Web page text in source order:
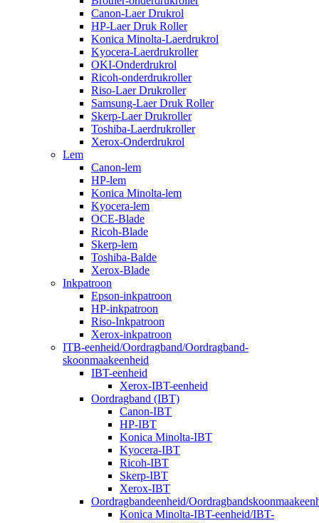
Canon-Laer Drukrol
HP-Laer Druk Roller
Konica Minolta-Laerdrukrol
Kyocera-Laerdrukroller
OKI-Onderdrukrol
Ricoh-onderdrukroller
Riso-Laer Drukroller
Samsung-Laer Druk Roller
Skerp-Laer Drukroller
Toshiba-Laerdrukroller
Xerox-Onderdrukrol
Lem
Canon-lem
HP-lem
Konica Minolta-lem
Kyocera-lem
OCE-Blade
Ricoh-Blade
Skerp-lem
Toshiba-Balde
Xerox-Blade
Inkpatroon
Epson-inkpatroon
HP-inkpatroon
Riso-Inkpatroon
Xerox-inkpatroon
ITB-eenheid/Oordragband/Oordragband-
skoonmaakeenheid
IBT-eenheid
Xerox-IBT-eenheid
Oordragband (IBT)
Canon-IBT
HP-IBT
Konica Minolta-IBT
Kyocera-IBT
Ricoh-IBT
Skerp-IBT
Xerox-IBT
Oordragbandeenheid/
Konica Minolta-IBT-eenheid/IBT-